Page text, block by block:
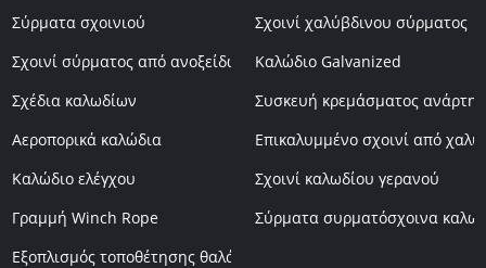
Σύρματα σχοινιού
Σχοινί χαλύβδινου σύρματος
Σχοινί σύρματος από ανοξείδωτο χάλυβαΚαλώδιο Galvanized
Σχέδια καλωδίων
Συσκευή κρεμάσματος
Αεροπορικά καλώδια
Επικαλυμμένο σχοινί από
Καλώδιο ελέγχου
Σχοινί καλωδίου γερανού
Γραμμή Winch Rope
Σύρματα συρματόσχοινα
Εξοπλισμός τοποθέτησης θαλάσσης